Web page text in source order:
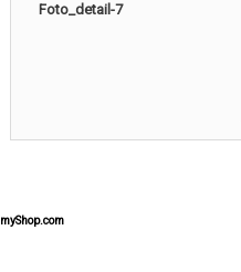
Foto_detail-7
myShop.com